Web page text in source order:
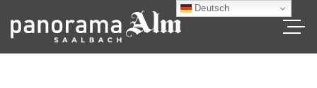
Deutsch